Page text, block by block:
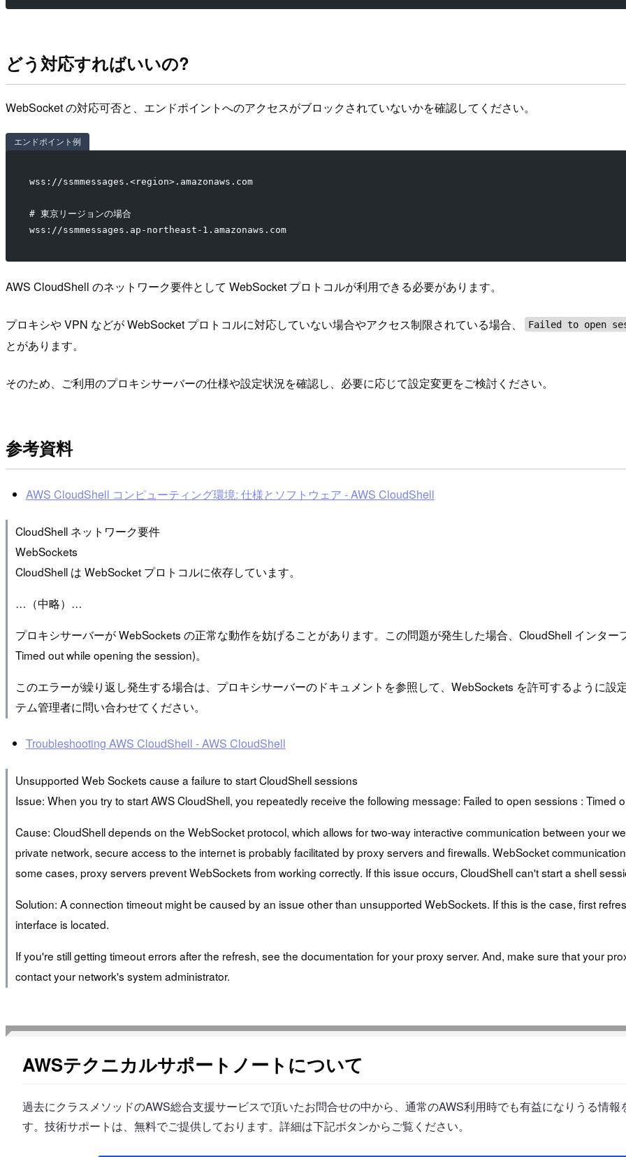
どう対応すればいいの?
WebSocket の対応可否と、エンドポイントへのアクセスがブロックされていないかを確認してください。
エンドポイント例
wss://ssmmessages.<region>.amazonaws.com
# 東京リージョンの場合
wss://ssmmessages.ap-northeast-1.amazonaws.com
AWS CloudShell のネットワーク要件として WebSocket プロトコルが利用できる必要があります。
プロキシや VPN などが WebSocket プロトコルに対応していない場合やアクセス制限されている場合、 Failed to open
とがあります。
そのため、ご利用のプロキシサーバーの仕様や設定状況を確認し、必要に応じて設定変更をご検討ください。
参考資料
AWS CloudShell コンピューティング環境: 仕様とソフトウェア - AWS CloudShell
CloudShell ネットワーク要件
WebSockets
CloudShell は WebSocket プロトコルに依存しています。
…（中略）…
プロキシサーバーが WebSockets の正常な動作を妨げることがあります。この問題が発生した場合、CloudShell インタ
Timed out while opening the session)。
このエラーが繰り返し発生する場合は、プロキシサーバーのドキュメントを参照して、WebSockets を許可するように
テム管理者に問い合わせてください。
Troubleshooting AWS CloudShell - AWS CloudShell
Unsupported Web Sockets cause a failure to start CloudShell sessions
Issue: When you try to start AWS CloudShell, you repeatedly receive the following message: Failed to open sessions : Timed
Cause: CloudShell depends on the WebSocket protocol, which allows for two-way interactive communication between your
private network, secure access to the internet is probably facilitated by proxy servers and firewalls. WebSocket
some cases, proxy servers prevent WebSockets from working correctly. If this issue occurs, CloudShell can't start a shell
Solution: A connection timeout might be caused by an issue other than unsupported WebSockets. If this is the case, first
interface is located.
If you're still getting timeout errors after the refresh, see the documentation for your proxy server. And, make sure that your
contact your network's system administrator.
AWSテクニカルサポートノートについて
過去にクラスメソッドのAWS総合支援サービスで頂いたお問合せの中から、通常のAWS利用時でも有益になりうる情
す。技術サポートは、無料でご提供しております。詳細は下記ボタンからご覧ください。